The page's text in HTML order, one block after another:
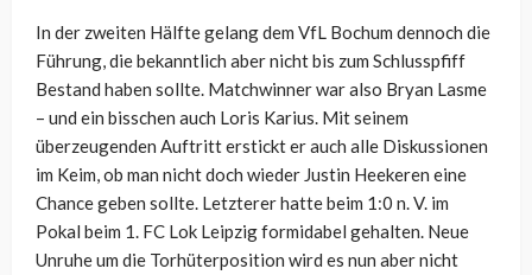
In der zweiten Hälfte gelang dem VfL Bochum dennoch die
Führung, die bekanntlich aber nicht bis zum Schlusspfiff
Bestand haben sollte. Matchwinner war also Bryan Lasme
– und ein bisschen auch Loris Karius. Mit seinem
überzeugenden Auftritt erstickt er auch alle Diskussionen
im Keim, ob man nicht doch wieder Justin Heekeren eine
Chance geben sollte. Letzterer hatte beim 1:0 n. V. im
Pokal beim 1. FC Lok Leipzig formidabel gehalten. Neue
Unruhe um die Torhüterposition wird es nun aber nicht